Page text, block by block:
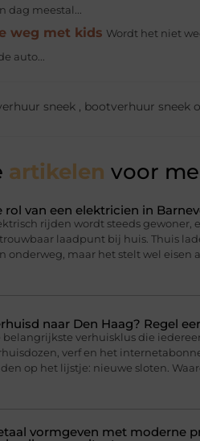
dag meestal...
weg met kids Wordt het niet
auto...
sneek, bootverhuur sneek
artikelen voor
rol van een elektricien in
rijden wordt steeds gewoner,
laadpunt bij huis. Thuis
onderweg, maar het stelt wel eisen
naar Den Haag? Regel
belangrijkste verhuisklus die
verf en het
op het lijstje: nieuwe sloten.
vormgeven met moderne